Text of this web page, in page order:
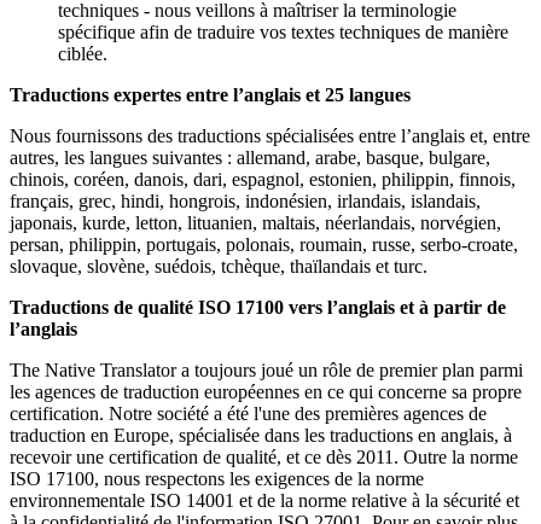
techniques - nous veillons à maîtriser la terminologie
spécifique afin de traduire vos textes techniques de manière
ciblée.
Traductions expertes entre l’anglais et 25 langues
Nous fournissons des traductions spécialisées entre l’anglais et, entre
autres, les langues suivantes : allemand, arabe, basque, bulgare,
chinois, coréen, danois, dari, espagnol, estonien, philippin, finnois,
français, grec, hindi, hongrois, indonésien, irlandais, islandais,
japonais, kurde, letton, lituanien, maltais, néerlandais, norvégien,
persan, philippin, portugais, polonais, roumain, russe, serbo-croate,
slovaque, slovène, suédois, tchèque, thaïlandais et turc.
Traductions de qualité ISO 17100 vers l’anglais et à partir de
l’anglais
The Native Translator a toujours joué un rôle de premier plan parmi
les agences de traduction européennes en ce qui concerne sa propre
certification. Notre société a été l'une des premières agences de
traduction en Europe, spécialisée dans les traductions en anglais, à
recevoir une certification de qualité, et ce dès 2011. Outre la norme
ISO 17100, nous respectons les exigences de la norme
environnementale ISO 14001 et de la norme relative à la sécurité et